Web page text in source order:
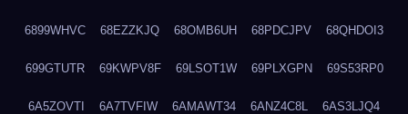
6899WHVC 68EZZKJQ 68OMB6UH 68PDCJPV 68QHDOI3
699GTUTR 69KWPV8F 69LSOT1W 69PLXGPN 69S53RP0
6A5ZOVTI 6A7TVFIW 6AMAWT34 6ANZ4C8L 6AS3LJQ4